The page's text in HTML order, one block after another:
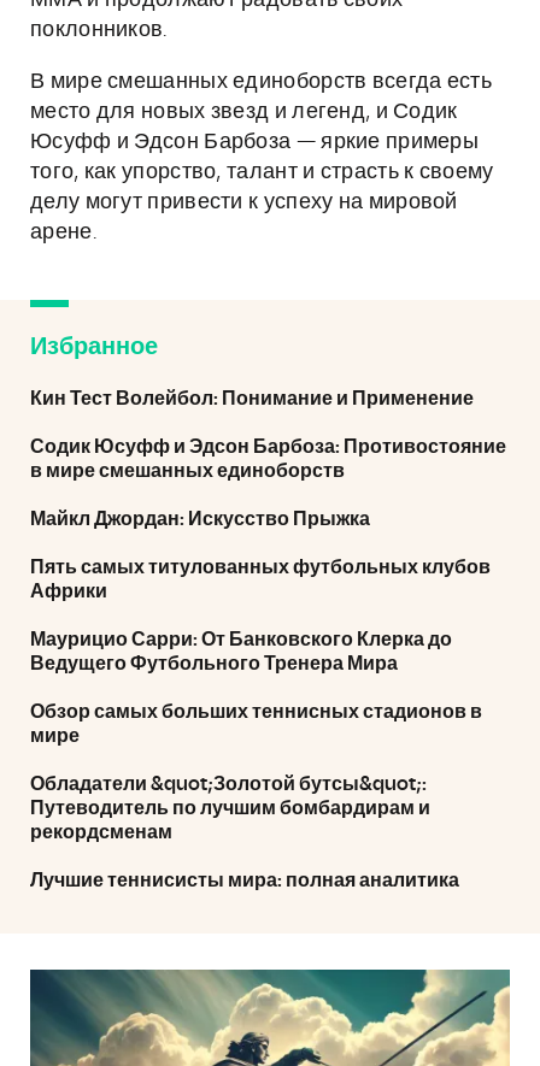
поклонников.
В мире смешанных единоборств всегда есть
место для новых звезд и легенд, и Содик
Юсуфф и Эдсон Барбоза — яркие примеры
того, как упорство, талант и страсть к своему
делу могут привести к успеху на мировой
арене.
Избранное
Кин Тест Волейбол: Понимание и Применение
Содик Юсуфф и Эдсон Барбоза: Противостояние
в мире смешанных единоборств
Майкл Джордан: Искусство Прыжка
Пять самых титулованных футбольных клубов
Африки
Маурицио Сарри: От Банковского Клерка до
Ведущего Футбольного Тренера Мира
Обзор самых больших теннисных стадионов в
мире
Обладатели &quot;Золотой бутсы&quot;:
Путеводитель по лучшим бомбардирам и
рекордсменам
Лучшие теннисисты мира: полная аналитика